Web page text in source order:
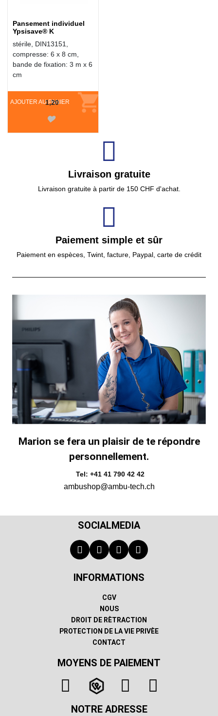
Pansement individuel
Ypsisave® K
stérile, DIN13151,
compresse: 6 x 8 cm,
bande de fixation: 3 m x 6
cm
AJOUTER AU PANIER
1,20
Livraison gratuite
Livraison gratuite à partir de 150 CHF d'achat.
Paiement simple et sûr
Paiement en espèces, Twint, facture, Paypal, carte de crédit
Marion se fera un plaisir de te répondre
personnellement.
Tel: +41 41 790 42 42
ambushop@ambu-tech.ch
SOCIALMEDIA
INFORMATIONS
CGV
NOUS
DROIT DE RÈTRACTION
PROTECTION DE LA VIE PRIVÈE
CONTACT
MOYENS DE PAIEMENT
NOTRE ADRESSE